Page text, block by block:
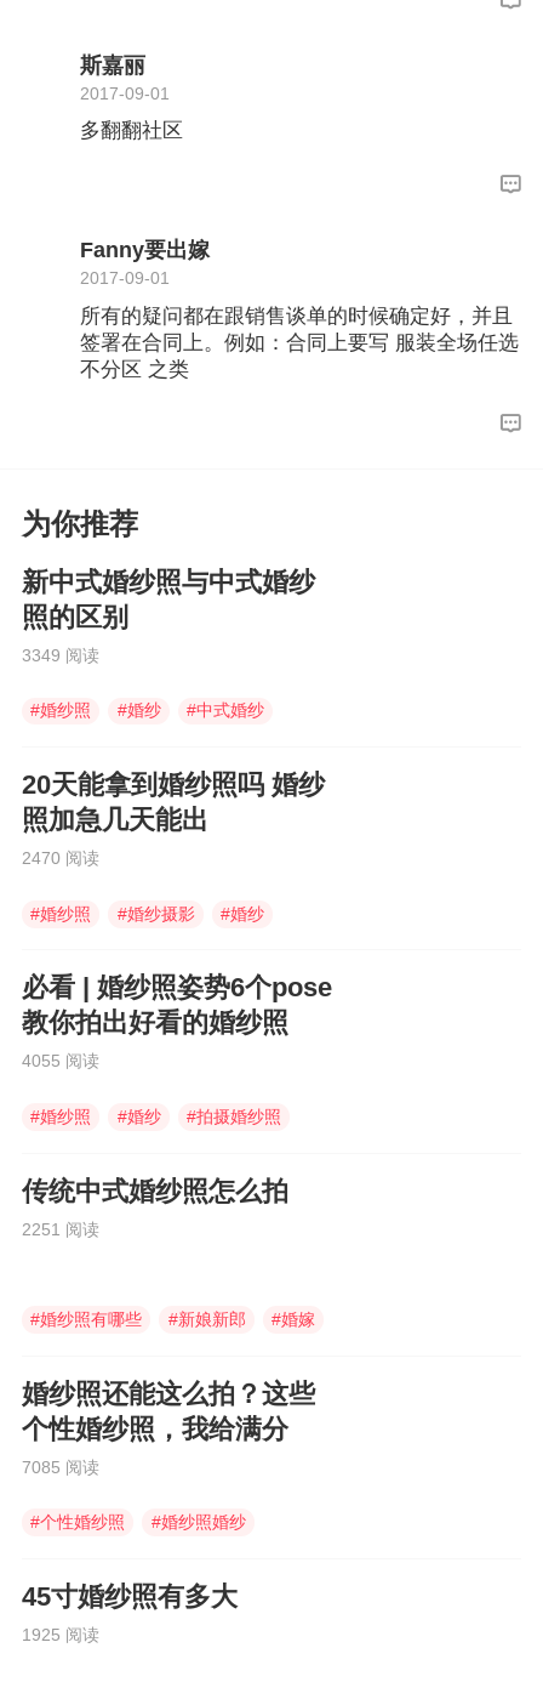
斯嘉丽
2017-09-01
多翻翻社区
Fanny要出嫁
2017-09-01
所有的疑问都在跟销售谈单的时候确定好，并且
签署在合同上。例如：合同上要写 服装全场任选
不分区 之类
为你推荐
新中式婚纱照与中式婚纱
照的区别
3349 阅读
#婚纱照 #婚纱 #中式婚纱
20天能拿到婚纱照吗 婚纱
照加急几天能出
2470 阅读
#婚纱照 #婚纱摄影 #婚纱
必看 | 婚纱照姿势6个pose
教你拍出好看的婚纱照
4055 阅读
#婚纱照 #婚纱 #拍摄婚纱照
传统中式婚纱照怎么拍
2251 阅读
#婚纱照有哪些 #新娘新郎 #婚嫁
婚纱照还能这么拍？这些
个性婚纱照，我给满分
7085 阅读
#个性婚纱照 #婚纱照婚纱
45寸婚纱照有多大
1925 阅读